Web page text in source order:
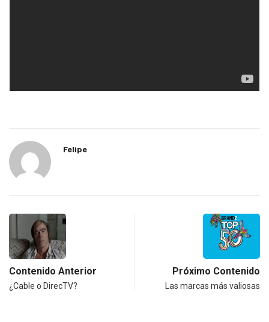
Felipe
Contenido Anterior
¿Cable o DirecTV?
Próximo Contenido
Las marcas más valiosas